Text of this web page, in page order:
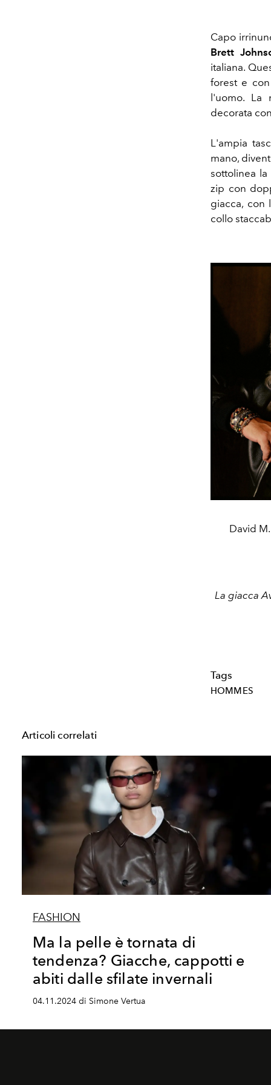
Capo
Brett
italiana.
forest e
l'uomo. La
decorata
L'ampia
mano,
sottolinea la
zip con
giacca, con
collo
David
La giacca
Tags
HOMMES
Articoli correlati
FASHION
Ma la pelle è tornata di
tendenza? Giacche, cappotti e
abiti dalle sfilate invernali
04.11.2024 di Simone Vertua